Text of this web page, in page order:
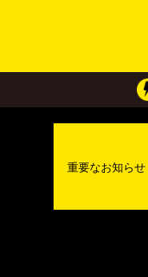
重要なお知らせ